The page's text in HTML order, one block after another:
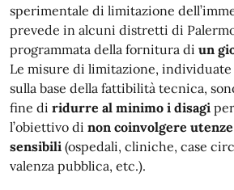
sperimentale di limitazione
prevede in alcuni distretti di
programmata della fornitura di un
Le misure di limitazione, individuate
sulla base della fattibilità tecnica,
fine di ridurre al minimo i disagi
l’obiettivo di non coinvolgere
sensibili (ospedali, cliniche, case
valenza pubblica, etc.).